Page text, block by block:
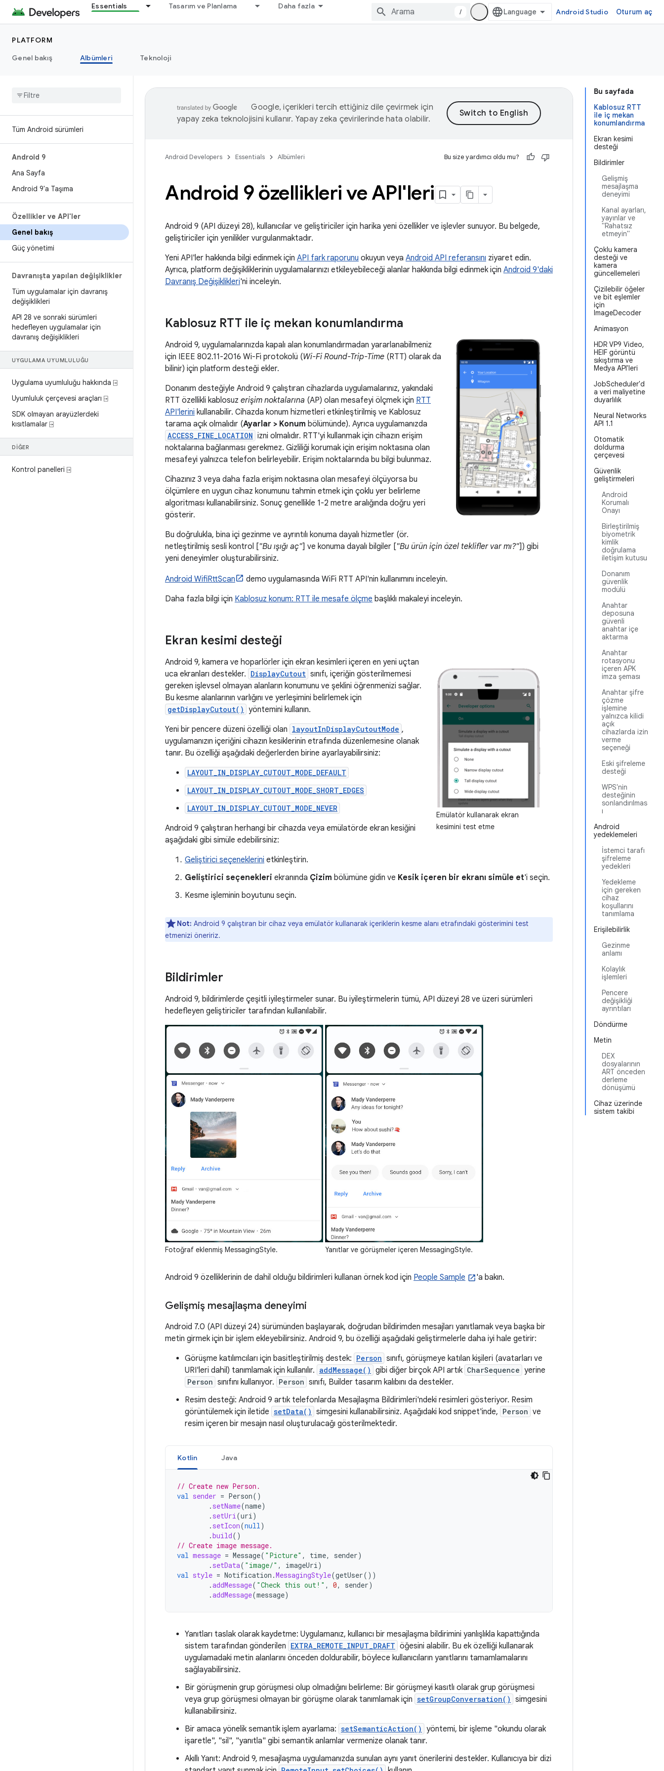
Essentials Tasarım ve Planlama Daha fazla
/ Android Studio Oturum aç
PLATFORM
Genel bakış
Albümleri Teknoloji
Tüm Android sürümleri
Android 9
Ana Sayfa
Android 9'a Taşıma
Özellikler ve API'ler
Genel bakış
Güç yönetimi
Davranışta yapılan değişiklikler
Tüm uygulamalar için davranış
değişiklikleri
API 28 ve sonraki sürümleri
hedefleyen uygulamalar için
davranış değişiklikleri
UYGULAMA UYUMLULUĞU
Uygulama uyumluluğu hakkında ⍈
Uyumluluk çerçevesi araçları ⍈
SDK olmayan arayüzlerdeki
kısıtlamalar ⍈
DIĞER
Kontrol panelleri ⍈
Bu sayfada
Kablosuz RTT
ile iç mekan
konumlandırma
Ekran kesimi
desteği
Bildirimler
Gelişmiş
mesajlaşma
deneyimi
Kanal ayarları,
yayınlar ve
"Rahatsız
etmeyin"
Çoklu kamera
desteği ve
kamera
güncellemeleri
Çizilebilir öğeler
ve bit eşlemler
için
ImageDecoder
Animasyon
HDR VP9 Video,
HEIF görüntü
sıkıştırma ve
Medya API'leri
JobScheduler'd
a veri maliyetine
duyarlılık
Neural Networks
API 1.1
Otomatik
doldurma
çerçevesi
Güvenlik
geliştirmeleri
Android
Korumalı
Onayı
Birleştirilmiş
biyometrik
kimlik
doğrulama
iletişim kutusu
Donanım
güvenlik
modülü
Anahtar
deposuna
güvenli
anahtar içe
aktarma
Anahtar
rotasyonu
içeren APK
imza şeması
Anahtar şifre
çözme
işlemine
yalnızca kilidi
açık
cihazlarda izin
verme
seçeneği
Eski şifreleme
desteği
WPS'nin
desteğinin
sonlandırılmas
ı
Android
yedeklemeleri
İstemci tarafı
şifreleme
yedekleri
Yedekleme
için gereken
cihaz
koşullarını
tanımlama
Erişilebilirlik
Gezinme
anlamı
Kolaylık
işlemleri
Pencere
değişikliği
ayrıntıları
Döndürme
Metin
DEX
dosyalarının
ART önceden
derleme
dönüşümü
Cihaz üzerinde
sistem takibi
Google, içerikleri tercih ettiğiniz dile çevirmek için
yapay zeka teknolojisini kullanır. Yapay zeka çevirilerinde hata olabilir.
Android Developers Essentials Albümleri Bu size yardımcı oldu mu?
Android 9 özellikleri ve API'leri
Android 9 (API düzeyi 28), kullanıcılar ve geliştiriciler için harika yeni özellikler ve işlevler sunuyor. Bu belgede,
geliştiriciler için yenilikler vurgulanmaktadır.
Yeni API'ler hakkında bilgi edinmek için API fark raporunu okuyun veya Android API referansını ziyaret edin.
Ayrıca, platform değişikliklerinin uygulamalarınızı etkileyebileceği alanlar hakkında bilgi edinmek için Android 9'daki
Davranış Değişiklikleri'ni inceleyin.
Kablosuz RTT ile iç mekan konumlandırma
Android 9, uygulamalarınızda kapalı alan konumlandırmadan yararlanabilmeniz
için IEEE 802.11-2016 Wi-Fi protokolü (Wi-Fi Round-Trip-Time (RTT) olarak da
bilinir) için platform desteği ekler.
Donanım desteğiyle Android 9 çalıştıran cihazlarda uygulamalarınız, yakındaki
RTT özellikli kablosuz erişim noktalarına (AP) olan mesafeyi ölçmek için RTT
API'lerini kullanabilir. Cihazda konum hizmetleri etkinleştirilmiş ve Kablosuz
tarama açık olmalıdır (Ayarlar > Konum bölümünde). Ayrıca uygulamanızda
ACCESS_FINE_LOCATION izni olmalıdır. RTT'yi kullanmak için cihazın erişim
noktalarına bağlanması gerekmez. Gizliliği korumak için erişim noktasına olan
mesafeyi yalnızca telefon belirleyebilir. Erişim noktalarında bu bilgi bulunmaz.
Cihazınız 3 veya daha fazla erişim noktasına olan mesafeyi ölçüyorsa bu
ölçümlere en uygun cihaz konumunu tahmin etmek için çoklu yer belirleme
algoritması kullanabilirsiniz. Sonuç genellikle 1-2 metre aralığında doğru yeri
gösterir.
Bu doğrulukla, bina içi gezinme ve ayrıntılı konuma dayalı hizmetler (ör.
netleştirilmiş sesli kontrol ["Bu ışığı aç"] ve konuma dayalı bilgiler ["Bu ürün için özel teklifler var mı?"]) gibi
yeni deneyimler oluşturabilirsiniz.
Android WifiRttScan
demo uygulamasında WiFi RTT API'nin kullanımını inceleyin.
Daha fazla bilgi için Kablosuz konum: RTT ile mesafe ölçme başlıklı makaleyi inceleyin.
Ekran kesimi desteği
Emülatör kullanarak ekran
kesimini test etme
Android 9, kamera ve hoparlörler için ekran kesimleri içeren en yeni uçtan
uca ekranları destekler. DisplayCutout sınıfı, içeriğin gösterilmemesi
gereken işlevsel olmayan alanların konumunu ve şeklini öğrenmenizi sağlar.
Bu kesme alanlarının varlığını ve yerleşimini belirlemek için
getDisplayCutout() yöntemini kullanın.
Yeni bir pencere düzeni özelliği olan layoutInDisplayCutoutMode ,
uygulamanızın içeriğini cihazın kesiklerinin etrafında düzenlemesine olanak
tanır. Bu özelliği aşağıdaki değerlerden birine ayarlayabilirsiniz:
LAYOUT_IN_DISPLAY_CUTOUT_MODE_DEFAULT
LAYOUT_IN_DISPLAY_CUTOUT_MODE_SHORT_EDGES
LAYOUT_IN_DISPLAY_CUTOUT_MODE_NEVER
Android 9 çalıştıran herhangi bir cihazda veya emülatörde ekran kesiğini
aşağıdaki gibi simüle edebilirsiniz:
Geliştirici seçeneklerini etkinleştirin.
Geliştirici seçenekleri ekranında Çizim bölümüne gidin ve Kesik içeren bir ekranı simüle et'i seçin.
Kesme işleminin boyutunu seçin.
Not: Android 9 çalıştıran bir cihaz veya emülatör kullanarak içeriklerin kesme alanı etrafındaki gösterimini test
etmenizi öneririz.
Bildirimler
Android 9, bildirimlerde çeşitli iyileştirmeler sunar. Bu iyileştirmelerin tümü, API düzeyi 28 ve üzeri sürümleri
hedefleyen geliştiriciler tarafından kullanılabilir.
Fotoğraf eklenmiş MessagingStyle. Yanıtlar ve görüşmeler içeren MessagingStyle.
Android 9 özelliklerinin de dahil olduğu bildirimleri kullanan örnek kod için People Sample 'a bakın.
Gelişmiş mesajlaşma deneyimi
Android 7.0 (API düzeyi 24) sürümünden başlayarak, doğrudan bildirimden mesajları yanıtlamak veya başka bir
metin girmek için bir işlem ekleyebilirsiniz. Android 9, bu özelliği aşağıdaki geliştirmelerle daha iyi hale getirir:
Görüşme katılımcıları için basitleştirilmiş destek: Person sınıfı, görüşmeye katılan kişileri (avatarları ve
URI'leri dahil) tanımlamak için kullanılır. addMessage() gibi diğer birçok API artık CharSequence yerine
Person sınıfını kullanıyor. Person sınıfı, Builder tasarım kalıbını da destekler.
Resim desteği: Android 9 artık telefonlarda Mesajlaşma Bildirimleri'ndeki resimleri gösteriyor. Resim
görüntülemek için iletide setData() simgesini kullanabilirsiniz. Aşağıdaki kod snippet'inde, Person ve
resim içeren bir mesajın nasıl oluşturulacağı gösterilmektedir.
Kotlin Java
// Create new Person.
val sender = Person()
. setName(name)
. setUri (uri )
. setIcon(null )
.build()
// Create image message.
val message = Message( "Picture" , time, sender)
. setData( "image/" , imageUri )
val style = Notification .MessagingStyle(getUser())
.addMessage( "Check this out!" , 0, sender)
.addMessage(message)
Yanıtları taslak olarak kaydetme: Uygulamanız, kullanıcı bir mesajlaşma bildirimini yanlışlıkla kapattığında
sistem tarafından gönderilen EXTRA_REMOTE_INPUT_DRAFT öğesini alabilir. Bu ek özelliği kullanarak
uygulamadaki metin alanlarını önceden doldurabilir, böylece kullanıcıların yanıtlarını tamamlamalarını
sağlayabilirsiniz.
Bir görüşmenin grup görüşmesi olup olmadığını belirleme: Bir görüşmeyi kasıtlı olarak grup görüşmesi
veya grup görüşmesi olmayan bir görüşme olarak tanımlamak için setGroupConversation() simgesini
kullanabilirsiniz.
Bir amaca yönelik semantik işlem ayarlama: setSemanticAction() yöntemi, bir işleme "okundu olarak
işaretle", "sil", "yanıtla" gibi semantik anlamlar vermenize olanak tanır.
Akıllı Yanıt: Android 9, mesajlaşma uygulamanızda sunulan aynı yanıt önerilerini destekler. Kullanıcıya bir dizi